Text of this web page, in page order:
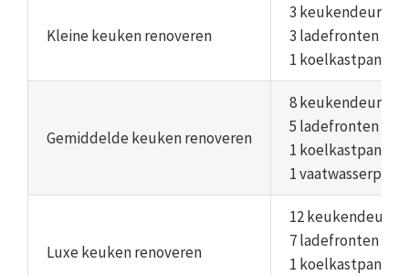
Kleine keuken renoveren
3 keukendeuren
3 ladefronten
1 koelkastpaneel
Gemiddelde keuken renoveren
8 keukendeuren
5 ladefronten
1 koelkastpaneel
1
Luxe keuken renoveren
12 keukendeuren
7 ladefronten
1 koelkastpaneel